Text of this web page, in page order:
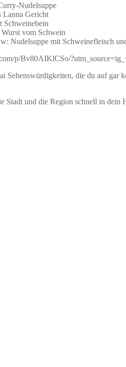
Nudelsuppe
Lanna Gericht
Schweinebein
vom Schwein
Nudelsuppe mit Schweinefleisch
p/Bv80AIKlCSo/
Sehenswürdigkeiten, die du auf gar
Stadt und die Region schnell in dein